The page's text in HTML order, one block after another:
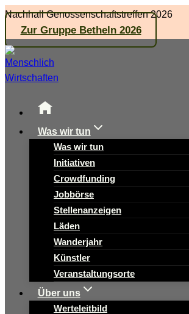
Zum
Inhalt
springen
Nachhall Genossenschaftstreffen 2026
Zur Gruppe Betheln 2026
Was wir tun
Was wir tun
Initiativen
Crowdfunding
Jobbörse
Stellenanzeigen
Läden
Wanderjahr
Künstler
Veranstaltungsorte
Über uns
Werteleitbild